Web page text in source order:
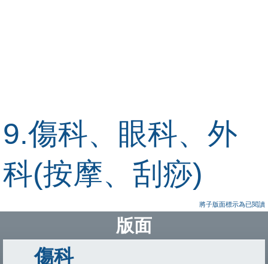
9.傷科、眼科、外
科(按摩、刮痧)
將子版面標示為已閱讀
版面
傷科